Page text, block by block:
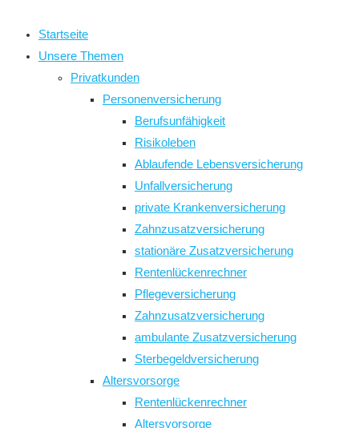
Startseite
Unsere Themen
Privatkunden
Personenversicherung
Berufsunfähigkeit
Risikoleben
Ablaufende Lebensversicherung
Unfallversicherung
private Krankenversicherung
Zahnzusatzversicherung
stationäre Zusatzversicherung
Rentenlückenrechner
Pflegeversicherung
Zahnzusatzversicherung
ambulante Zusatzversicherung
Sterbegeldversicherung
Altersvorsorge
Rentenlückenrechner
Altersvorsorge